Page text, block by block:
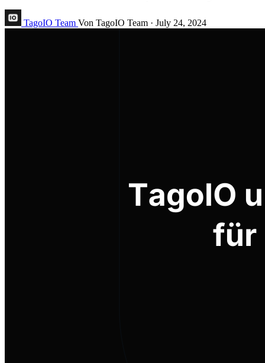
TagoIO Team Von TagoIO Team · July 24, 2024